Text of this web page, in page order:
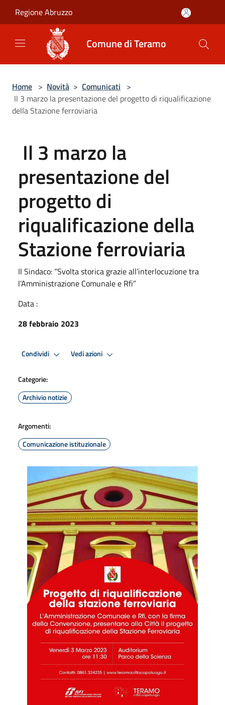
Regione Abruzzo
Comune di Teramo
Home > Novità > Comunicati >
Il 3 marzo la presentazione del progetto di riqualificazione
della Stazione ferroviaria
Il 3 marzo la
presentazione del
progetto di
riqualificazione della
Stazione ferroviaria
Il Sindaco: “Svolta storica grazie all’interlocuzione tra
l’Amministrazione Comunale e Rfi”
Data :
28 febbraio 2023
Condividi Vedi azioni
Categorie:
Archivio notizie
Argomenti:
Comunicazione istituzionale